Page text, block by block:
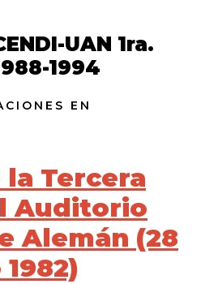
UAN 1ra.
1994
EN
la Tercera
Auditorio
Alemán (28